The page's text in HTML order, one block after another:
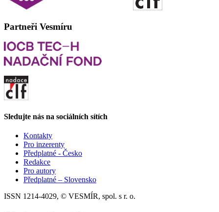
Partneři Vesmíru
Sledujte nás na sociálních sítích
Kontakty
Pro inzerenty
Předplatné - Česko
Redakce
Pro autory
Předplatné – Slovensko
ISSN 1214-4029, © VESMÍR, spol. s r. o.